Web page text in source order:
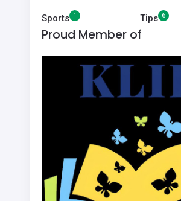
Sports 1 Tips 6
Proud Member of